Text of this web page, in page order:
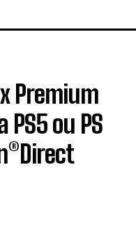
Premium
ou PS